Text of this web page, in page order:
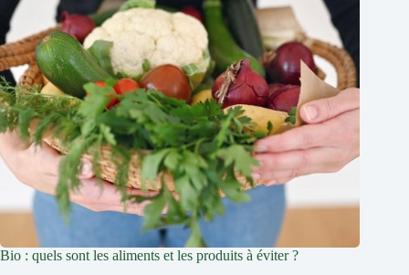
Bio : quels sont les aliments et les produits à éviter ?